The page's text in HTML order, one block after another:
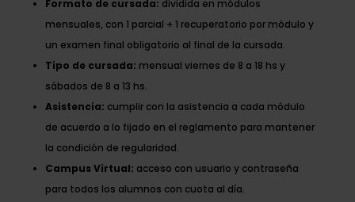
Formato de cursada: dividida en módulos
mensuales, con 1 parcial + 1 recuperatorio por módulo y
un examen final obligatorio al final de la cursada.
Tipo de cursada: mensual viernes de 8 a 18 hs y
sábados de 8 a 13 hs.
Asistencia: cumplir con la asistencia a cada módulo
de acuerdo a lo fijado en el reglamento para mantener
la condición de regularidad.
Campus Virtual: acceso con usuario y contraseña
para todos los alumnos con cuota al día.